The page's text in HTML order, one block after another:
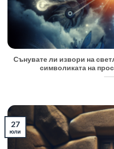
Сънувате ли извори на
символиката на
27
юли